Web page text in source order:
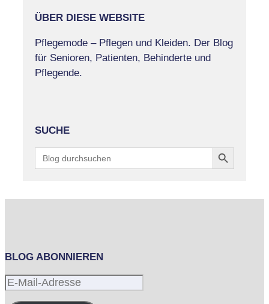
ÜBER DIESE WEBSITE
Pflegemode – Pflegen und Kleiden. Der Blog
für Senioren, Patienten, Behinderte und
Pflegende.
SUCHE
Search
for:
Search Button
BLOG ABONNIEREN
E-